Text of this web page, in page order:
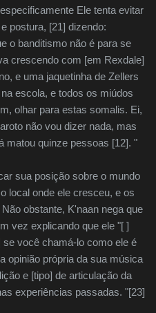
Ele tenta evitar
postura, [21] dizendo:
o banditismo não é para se
crescendo com [em Rexdale]
e uma jaquetinha de Zellers
escola, e todos os miúdos
olhar para estas somalis. Ei,
não vou dizer nada, mas
matou quinze pessoas [12]. "
sua posição sobre o mundo
local onde ele cresceu, e os
obstante, K'naan nega que
vez explicando que ele "[ ]
você chamá-lo como ele é
opinião própria da sua música
e [tipo] de articulação da
experiências passadas. "[23]